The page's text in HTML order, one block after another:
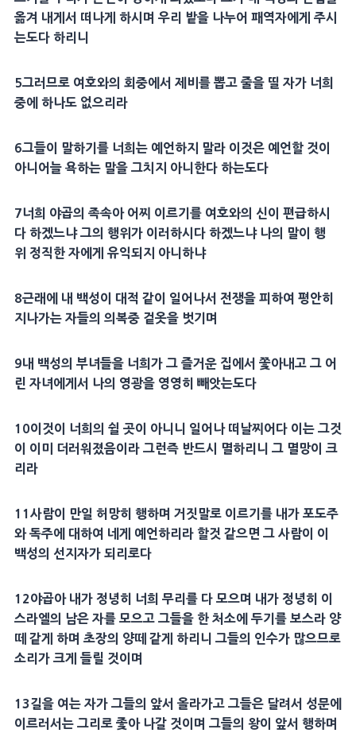
옮겨 내게서 떠나게 하시며 우리 밭을 나누어 패역자에게 주시
는도다 하리니
5그러므로 여호와의 회중에서 제비를 뽑고 줄을 띨 자가 너희
중에 하나도 없으리라
6그들이 말하기를 너희는 예언하지 말라 이것은 예언할 것이
아니어늘 욕하는 말을 그치지 아니한다 하는도다
7너희 야곱의 족속아 어찌 이르기를 여호와의 신이 편급하시
다 하겠느냐 그의 행위 가 이러하시다 하겠느냐 나의 말이 행
위 정직한 자에게 유익되지 아니하냐
8근래에 내 백성이 대적 같이 일어나서 전쟁을 피하여 평안히
지나가는 자들의 의복중 겉옷을 벗기며
9내 백성의 부녀들을 너희가 그 즐거운 집에서 쫓아내고 그 어
린 자녀 에게서 나의 영광을 영영히 빼앗는도다
10이것이 너희의 쉴 곳이 아니니 일어나 떠날찌어다 이는 그것
이 이미 더러워졌음이라 그런즉 반드시 멸하리니 그 멸망이 크
리라
11 사람이 만일 허망히 행하며 거짓말로 이르기를 내가 포도주
와독주에 대하여 네게 예언하리라 할것 같으면 그 사람이 이
백성의 선지자가 되리로다
12야곱아 내가 정녕히 너희 무리를 다 모으며 내가 정녕히 이
스라엘의 남은 자를 모으고 그들을 한 처소에 두기를 보스라양
떼 같게 하며 초장의 양떼 같게 하리니 그들의 인수가 많으므로
소리가 크게 들릴 것이며
13길을 여는 자가 그들의 앞서 올라가고 그들은 달려서 성문에
이르러서는 그리로 좇아 나갈 것이며 그들의 왕이 앞서 행하며